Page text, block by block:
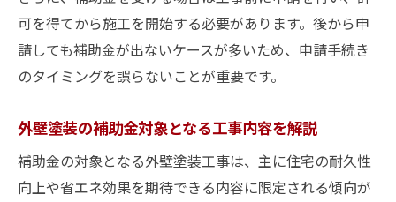
可を得てから施工を開始する必要があります。後から申
請しても補助金が出ないケースが多いため、申請手続き
のタイミングを誤らないことが重要です。
外壁塗装の補助金対象となる工事内容を解説
補助金の対象となる外壁塗装工事は、主に住宅の耐久性
向上や省エネ効果を期待できる内容に限定される傾向が